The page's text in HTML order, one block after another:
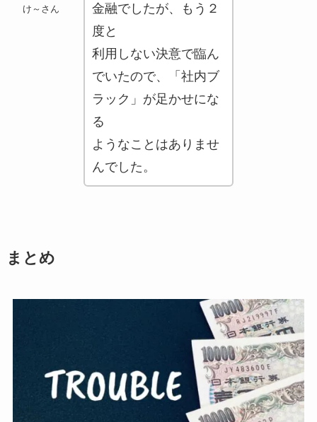
け～さん
金融でしたが、もう２
度と
利用しない決意で臨ん
でいたので、「社内ブ
ラック」が足かせにな
る
ようなことはありませ
んでした。
まとめ